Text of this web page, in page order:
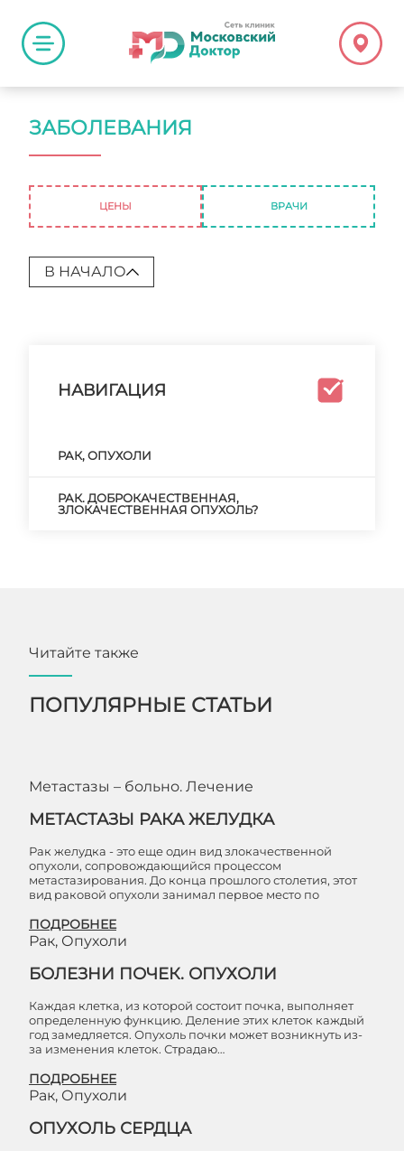
ЗАБОЛЕВАНИЯ
ЦЕНЫ ВРАЧИ
В НАЧАЛО
НАВИГАЦИЯ
РАК, ОПУХОЛИ
РАК. ДОБРОКАЧЕСТВЕННАЯ,
ЗЛОКАЧЕСТВЕННАЯ ОПУХОЛЬ?
Читайте также
ПОПУЛЯРНЫЕ СТАТЬИ
Метастазы – больно. Лечение
МЕТАСТАЗЫ РАКА ЖЕЛУДКА
Рак желудка - это еще один вид злокачественной
опухоли, сопровождающийся процессом
метастазирования. До конца прошлого столетия, этот
вид раковой опухоли занимал первое место по
ПОДРОБНЕЕ
Рак, Опухоли
БОЛЕЗНИ ПОЧЕК. ОПУХОЛИ
Каждая клетка, из которой состоит почка, выполняет
определенную функцию. Деление этих клеток каждый
год замедляется. Опухоль почки может возникнуть из-
за изменения клеток. Страдаю…
ПОДРОБНЕЕ
Рак, Опухоли
ОПУХОЛЬ СЕРДЦА